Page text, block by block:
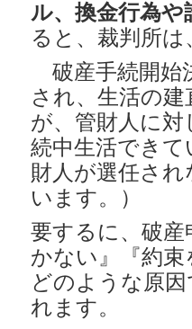
ル、換金行為や
ると、裁判所
破産手続開始
され、生活の
が、管財人に
続中生活でき
財人が選任さ
います。）
要するに、破産
かない』『約
どのような原
れます。